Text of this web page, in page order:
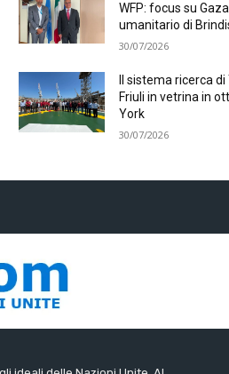
WFP: focus su
umanitario di
30/07/2026
Il sistema ricerca
Friuli in vetrina in
York
30/07/2026